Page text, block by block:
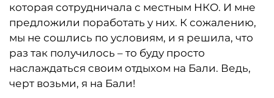
которая сотрудничала с местным НКО. И мне
предложили поработать у них. К сожалению,
мы не сошлись по условиям, и я решила, что
раз так получилось – то буду просто
наслаждаться своим отдыхом на Бали. Ведь,
черт возьми, я на Бали!